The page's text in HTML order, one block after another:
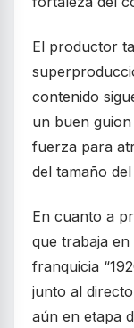
El productor
contenido
un buen
fuerza para
del tamaño
En cuanto a
que trabaja
franquicia
junto al
aún en etapa